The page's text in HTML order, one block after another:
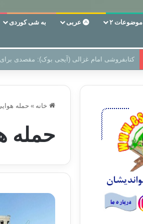
موضوعات ۲ عربی به شی کوردی
سر دفتر فساد در زمین‌، دوری وکناره‌گیری از
خانه » حمله
حمله